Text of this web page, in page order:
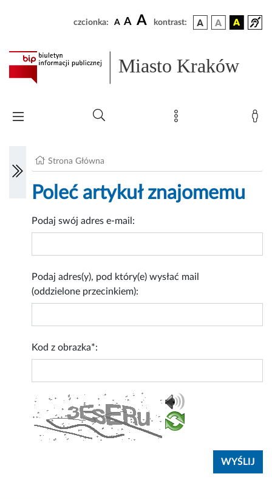
czcionka: A A A kontrast:
Miasto Kraków
Strona Główna
Poleć artykuł znajomemu
Podaj swój adres e-mail:
Podaj adres(y), pod który(e) wysłać mail
(oddzielone przecinkiem):
Kod z obrazka*: